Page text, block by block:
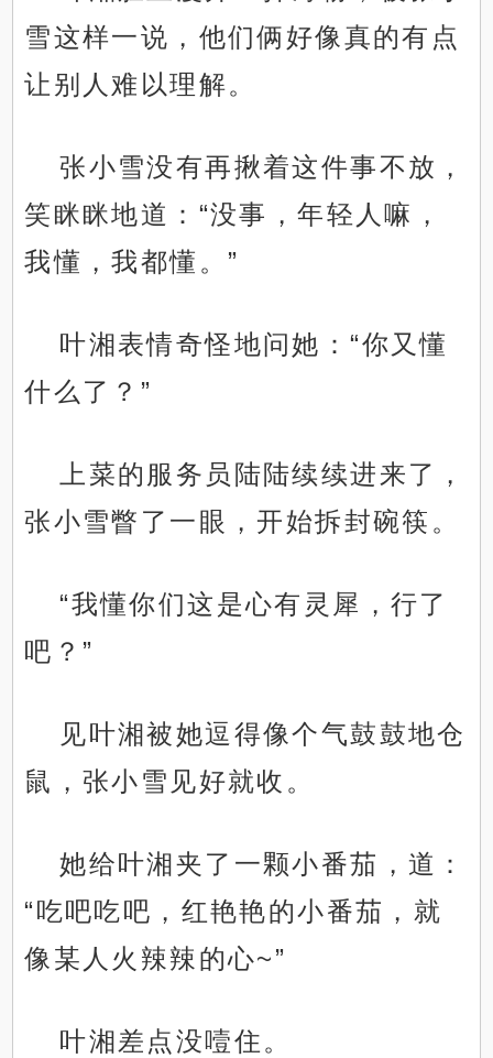
雪这样一说，他们俩好像真的有点
让别人难以理解。
张小雪没有再揪着这件事不放，
笑眯眯地道：“没事，年轻人嘛，
我懂，我都懂。”
叶湘表情奇怪地问她：“你又懂
什么了？”
上菜的服务员陆陆续续进来了，
张小雪瞥了一眼，开始拆封碗筷。
“我懂你们这是心有灵犀，行了
吧？”
见叶湘被她逗得像个气鼓鼓地仓
鼠，张小雪见好就收。
她给叶湘夹了一颗小番茄，道：
“吃吧吃吧，红艳艳的小番茄，就
像某人火辣辣的心~”
叶湘差点没噎住。